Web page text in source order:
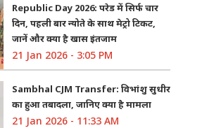
Republic Day 2026: परेड में सिर्फ चार
दिन, पहली बार न्योते के साथ मेट्रो टिकट,
जानें और क्या है खास इंतजाम
21 Jan 2026 - 3:05 PM
Sambhal CJM Transfer: विभांशु सुधीर
का हुआ तबादला, जानिए क्या है मामला
21 Jan 2026 - 11:33 AM